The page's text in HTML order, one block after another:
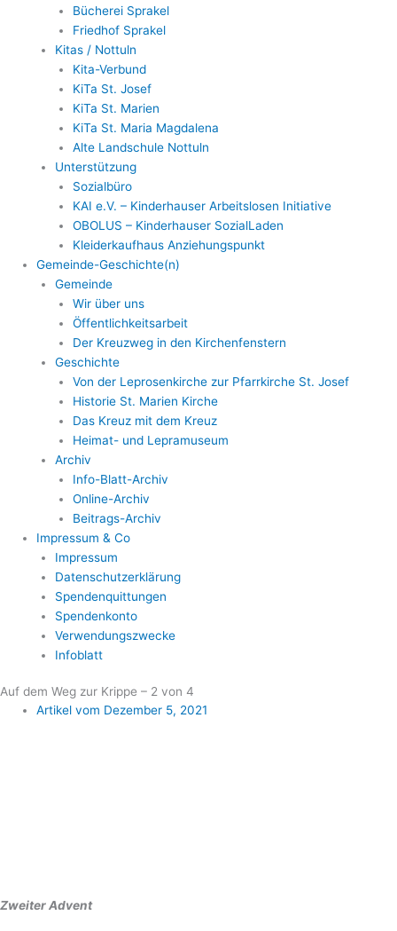
Bücherei Sprakel
Friedhof Sprakel
Kitas / Nottuln
Kita-Verbund
KiTa St. Josef
KiTa St. Marien
KiTa St. Maria Magdalena
Alte Landschule Nottuln
Unterstützung
Sozialbüro
KAI e.V. – Kinderhauser Arbeitslosen Initiative
OBOLUS – Kinderhauser SozialLaden
Kleiderkaufhaus Anziehungspunkt
Gemeinde-Geschichte(n)
Gemeinde
Wir über uns
Öffentlichkeitsarbeit
Der Kreuzweg in den Kirchenfenstern
Geschichte
Von der Leprosenkirche zur Pfarrkirche St. Josef
Historie St. Marien Kirche
Das Kreuz mit dem Kreuz
Heimat- und Lepramuseum
Archiv
Info-Blatt-Archiv
Online-Archiv
Beitrags-Archiv
Impressum & Co
Impressum
Datenschutzerklärung
Spendenquittungen
Spendenkonto
Verwendungszwecke
Infoblatt
Auf dem Weg zur Krippe – 2 von 4
Artikel vom Dezember 5, 2021
ZweiterAdvent